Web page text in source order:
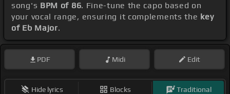
song's BPM of 86. Fine-tune the capo based on
your vocal range, ensuring it complements the key
of Eb Major.
PDF Midi Edit
Hide lyrics Blocks Traditional